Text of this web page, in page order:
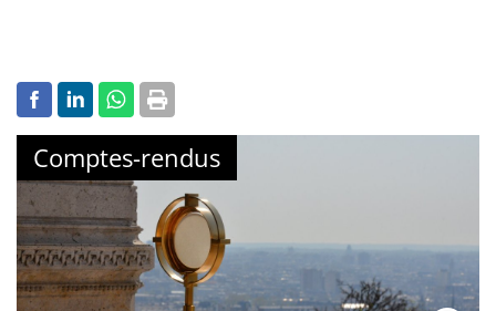
Comptes-rendus